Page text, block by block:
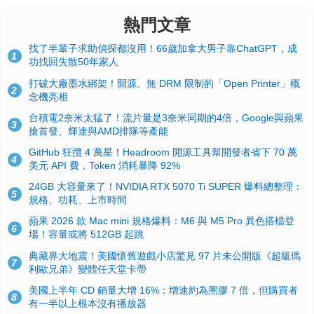
熱門文章
1
找了半輩子求助偵探都沒用！66歲加拿大男子靠ChatGPT，成
功找回失散50年家人
2
打破大廠墨水綁架！開源、無 DRM 限制的「Open Printer」概
念機亮相
3
台積電2奈米太猛了！流片量是3奈米同期的4倍，Google與蘋果
搶首發、輝達與AMD排隊等產能
4
GitHub 狂攬 4 萬星！Headroom 開源工具幫開發者省下 70 萬
美元 API 費，Token 消耗暴降 92%
5
24GB 大容量來了！NVIDIA RTX 5070 Ti SUPER 爆料總整理：
規格、功耗、上市時間
6
蘋果 2026 款 Mac mini 規格爆料：M6 與 M5 Pro 異色搭檔登
場！容量或將 512GB 起跳
7
典藏界大地震！美國懷舊遊戲小店驚見 97 片未公開版《超級瑪
利歐兄弟》變體任天堂卡帶
8
美國上半年 CD 銷量大增 16%：增速約為黑膠 7 倍，但購買者
有一半以上根本沒有播放器